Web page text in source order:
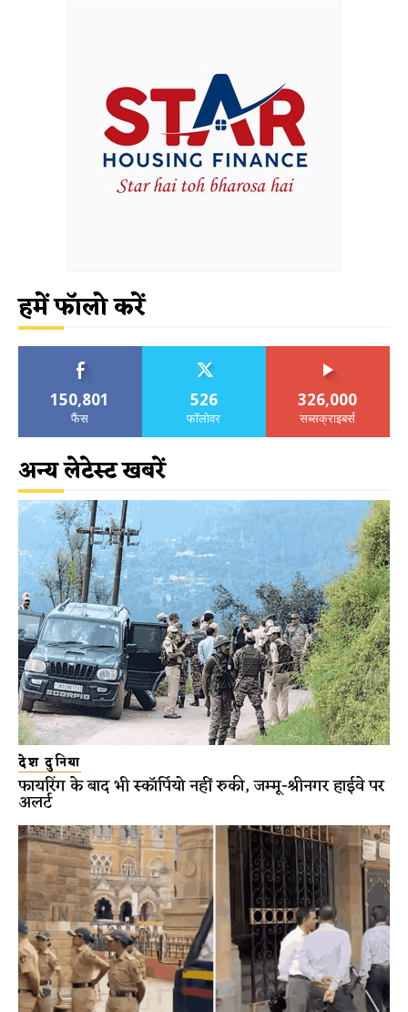
हमें फॉलो करें
150,801
फैंस
526
फॉलोवर
326,000
सब्सक्राइबर्स
अन्य लेटेस्ट खबरें
देश दुनिया
फायरिंग के बाद भी स्कॉर्पियो नहीं रुकी, जम्मू-श्रीनगर हाईवे पर
अलर्ट